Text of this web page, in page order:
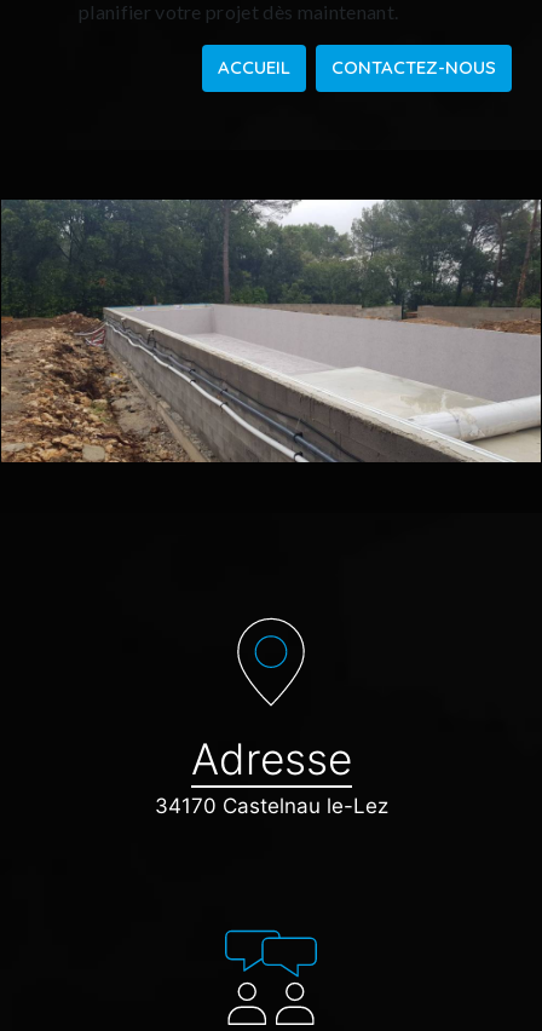
planifier votre projet dès maintenant.
ACCUEIL CONTACTEZ-NOUS
Adresse
34170 Castelnau le-Lez